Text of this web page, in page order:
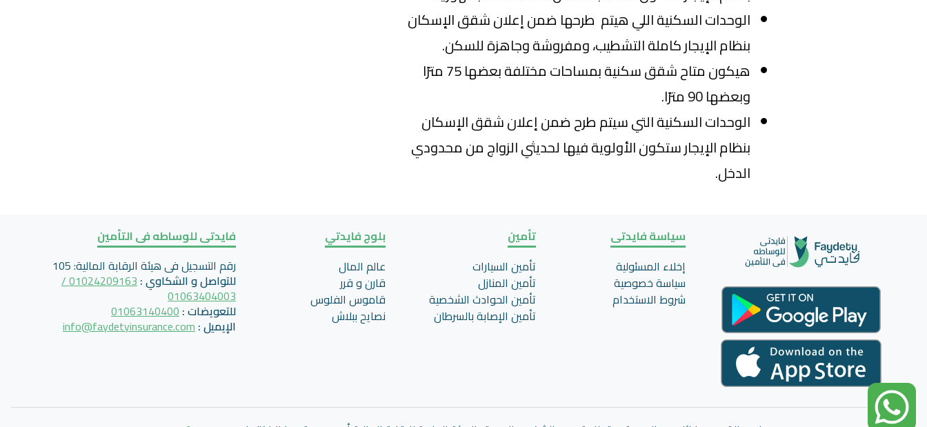
الوحدات السكنية اللي هيتم طرحها ضمن إعلان شقق الإسكان
بنظام الإيجار كاملة التشطيب، ومفروشة وجاهزة للسكن.
هيكون متاح شقق سكنية بمساحات مختلفة بعضها 75 مترًا
وبعضها 90 مترًا.
الوحدات السكنية التي سيتم طرح ضمن إعلان شقق الإسكان
بنظام الإيجار ستكون الأولوية فيها لحديثي الزواج من محدودي
الدخل.
سياسة فايدتى
إخلاء المسئولية
سياسة خصوصية
شروط الاستخدام
تأمين
تأمين السيارات
تأمين المنازل
تأمين الحوادث الشخصية
تأمين اﻹصابة بالسرطان
بلوج فايدتي
عالم المال
قارن و قرر
قاموس الفلوس
نصايح ببلاش
فايدتى للوساطه فى التأمين
رقم التسجيل فى هيئة الرقابة المالية:
105
للتواصل و الشكاوي:
01024209163 /
01063404003
للتعويضات:
01063140400
الإيميل:
info@faydetyinsurance.com